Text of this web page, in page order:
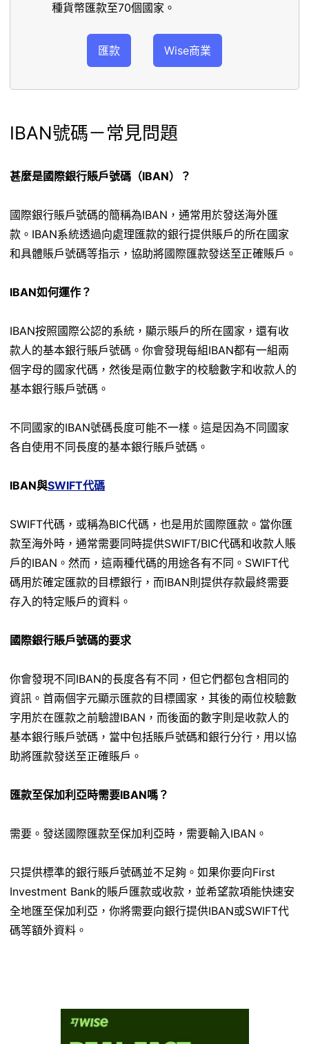
種貨幣匯款至70個國家。
匯款 Wise商業
IBAN號碼－常見問題
甚麼是國際銀行賬戶號碼（IBAN）？
國際銀行賬戶號碼的簡稱為IBAN，通常用於發送海外匯
款。IBAN系統透過向處理匯款的銀行提供賬戶的所在國家
和具體賬戶號碼等指示，協助將國際匯款發送至正確賬戶。
IBAN如何運作？
IBAN按照國際公認的系統，顯示賬戶的所在國家，還有收
款人的基本銀行賬戶號碼。你會發現每組IBAN都有一組兩
個字母的國家代碼，然後是兩位數字的校驗數字和收款人的
基本銀行賬戶號碼。
不同國家的IBAN號碼長度可能不一樣。這是因為不同國家
各自使用不同長度的基本銀行賬戶號碼。
IBAN與SWIFT代碼
SWIFT代碼，或稱為BIC代碼，也是用於國際匯款。當你匯
款至海外時，通常需要同時提供SWIFT/BIC代碼和收款人賬
戶的IBAN。然而，這兩種代碼的用途各有不同。SWIFT代
碼用於確定匯款的目標銀行，而IBAN則提供存款最終需要
存入的特定賬戶的資料。
國際銀行賬戶號碼的要求
你會發現不同IBAN的長度各有不同，但它們都包含相同的
資訊。首兩個字元顯示匯款的目標國家，其後的兩位校驗數
字用於在匯款之前驗證IBAN，而後面的數字則是收款人的
基本銀行賬戶號碼，當中包括賬戶號碼和銀行分行，用以協
助將匯款發送至正確賬戶。
匯款至保加利亞時需要IBAN嗎？
需要。發送國際匯款至保加利亞時，需要輸入IBAN。
只提供標準的銀行賬戶號碼並不足夠。如果你要向First
Investment Bank的賬戶匯款或收款，並希望款項能快速安
全地匯至保加利亞，你將需要向銀行提供IBAN或SWIFT代
碼等額外資料。